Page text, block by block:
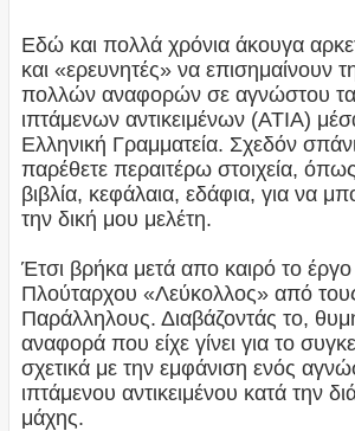
Εδώ και πολλά χρόνια άκουγα
και «ερευνητές» να επισημαίνουν
πολλών αναφορών σε αγνώστου
ιπτάμενων αντικειμένων (ΑΤΙΑ)
Ελληνική Γραμματεία. Σχεδόν
παρέθετε περαιτέρω στοιχεία,
βιβλία, κεφάλαια, εδάφια, για να
την δική μου μελέτη.
Έτσι βρήκα μετά απο καιρό το έργο
Πλούταρχου «Λεύκολλος» από
Παράλληλους. Διαβάζοντάς το,
αναφορά που είχε γίνει για το
σχετικά με την εμφάνιση ενός
ιπτάμενου αντικειμένου κατά την
μάχης.